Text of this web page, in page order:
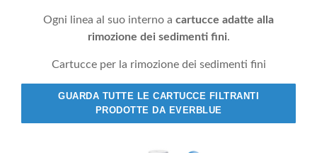
Ogni linea al suo interno a cartucce adatte alla
rimozione dei sedimenti fini.
Cartucce per la rimozione dei sedimenti fini
GUARDA TUTTE LE CARTUCCE FILTRANTI
PRODOTTE DA EVERBLUE